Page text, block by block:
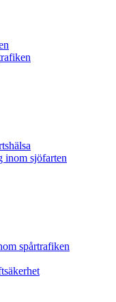
inom sjöfarten
spårtrafiken